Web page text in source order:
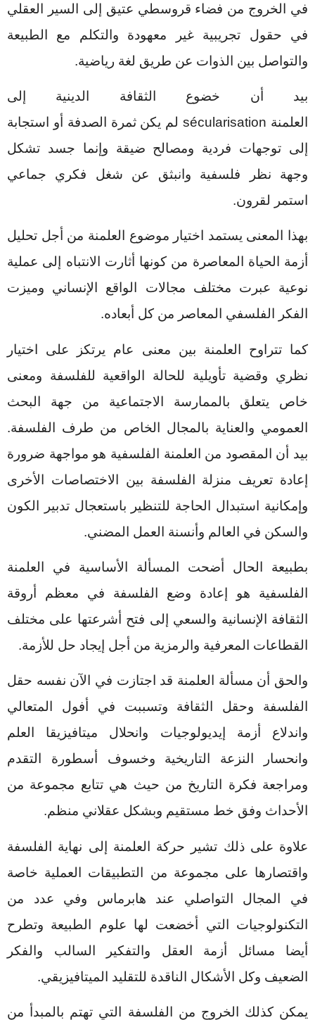
في الخروج من فضاء قروسطي عتيق إلى السير العقلي
في حقول تجريبية غير معهودة والتكلم مع الطبيعة
والتواصل بين الذوات عن طريق لغة رياضية.
بيد أن خضوع الثقافة الدينية إلى
العلمنة sécularisationلم يكن ثمرة الصدفة أو استجابة
إلى توجهات فردية ومصالح ضيقة وإنما جسد تشكل
وجهة نظر فلسفية وانبثق عن شغل فكري جماعي
استمر لقرون.
بهذا المعنى يستمد اختيار موضوع العلمنة من أجل تحليل
أزمة الحياة المعاصرة من كونها أثارت الانتباه إلى عملية
نوعية عبرت مختلف مجالات الواقع الإنساني وميزت
الفكر الفلسفي المعاصر من كل أبعاده.
كما تتراوح العلمنة بين معنى عام يرتكز على اختيار
نظري وقضية تأويلية للحالة الواقعية للفلسفة ومعنى
خاص يتعلق بالممارسة الاجتماعية من جهة البحث
العمومي والعناية بالمجال الخاص من طرف الفلسفة.
بيد أن المقصود من العلمنة الفلسفية هو مواجهة ضرورة
إعادة تعريف منزلة الفلسفة بين الاختصاصات الأخرى
وإمكانية استبدال الحاجة للتنظير باستعجال تدبير الكون
والسكن في العالم وأنسنة العمل المضني.
بطبيعة الحال أضحت المسألة الأساسية في العلمنة
الفلسفية هو إعادة وضع الفلسفة في معظم أروقة
الثقافة الإنسانية والسعي إلى فتح أشرعتها على مختلف
القطاعات المعرفية والرمزية من أجل إيجاد حل للأزمة.
والحق أن مسألة العلمنة قد اجتازت في الآن نفسه حقل
الفلسفة وحقل الثقافة وتسببت في أفول المتعالي
واندلاع أزمة إيديولوجيات وانحلال ميتافيزيقا العلم
وانحسار النزعة التاريخية وخسوف أسطورة التقدم
ومراجعة فكرة التاريخ من حيث هي تتابع مجموعة من
الأحداث وفق خط مستقيم وبشكل عقلاني منظم.
علاوة على ذلك تشير حركة العلمنة إلى نهاية الفلسفة
واقتصارها على مجموعة من التطبيقات العملية خاصة
في المجال التواصلي عند هابرماس وفي عدد من
التكنولوجيات التي أخضعت لها علوم الطبيعة وتطرح
أيضا مسائل أزمة العقل والتفكير السالب والفكر
الضعيف وكل الأشكال الناقدة للتقليد الميتافيزيقي.
يمكن كذلك الخروج من الفلسفة التي تهتم بالمبدأ من